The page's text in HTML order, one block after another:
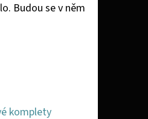
Budou se v něm
komplety